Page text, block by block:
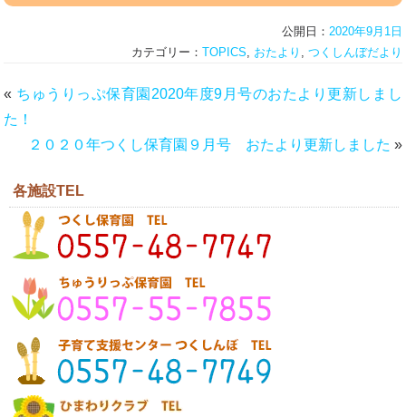
公開日： 2020年9月1日
カテゴリー： TOPICS, おたより , つくしんぼだより
« ちゅうりっぷ保育園2020年度9月号のおたより更新しまし
た！
２０２０年つくし保育園９月号 おたより更新しました »
各施設TEL